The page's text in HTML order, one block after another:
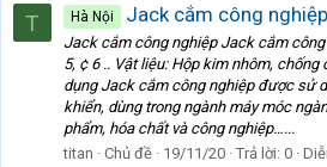
T Hà Nội Jack cắm công nghiệp
Jack cắm công nghiệp Jack cắm
5, ¢ 6 .. Vật liệu: Hộp kim nhôm,
dụng Jack cắm công nghiệp được sử
khiển, dùng trong ngành máy móc
phẩm, hóa chất và công nghiệp…...
titan
Chủ đề 19/11/20 Trả lời: 0